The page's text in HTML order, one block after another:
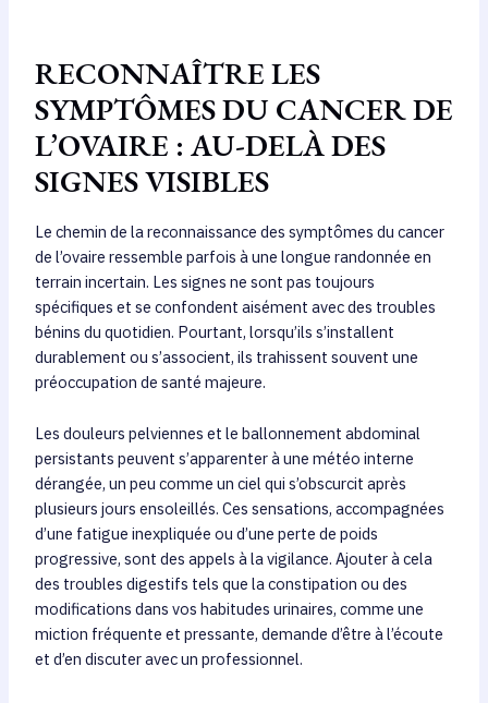
RECONNAÎTRE LES
SYMPTÔMES DU CANCER DE
L’OVAIRE : AU-DELÀ DES
SIGNES VISIBLES
Le chemin de la reconnaissance des symptômes du cancer
de l’ovaire ressemble parfois à une longue randonnée en
terrain incertain. Les signes ne sont pas toujours
spécifiques et se confondent aisément avec des troubles
bénins du quotidien. Pourtant, lorsqu’ils s’installent
durablement ou s’associent, ils trahissent souvent une
préoccupation de santé majeure.
Les douleurs pelviennes et le ballonnement abdominal
persistants peuvent s’apparenter à une météo interne
dérangée, un peu comme un ciel qui s’obscurcit après
plusieurs jours ensoleillés. Ces sensations, accompagnées
d’une fatigue inexpliquée ou d’une perte de poids
progressive, sont des appels à la vigilance. Ajouter à cela
des troubles digestifs tels que la constipation ou des
modifications dans vos habitudes urinaires, comme une
miction fréquente et pressante, demande d’être à l’écoute
et d’en discuter avec un professionnel.